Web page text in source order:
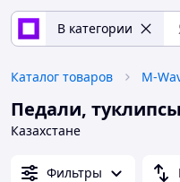
В категории
Каталог товаров M-
Педали,
Казахстане
Фильтры